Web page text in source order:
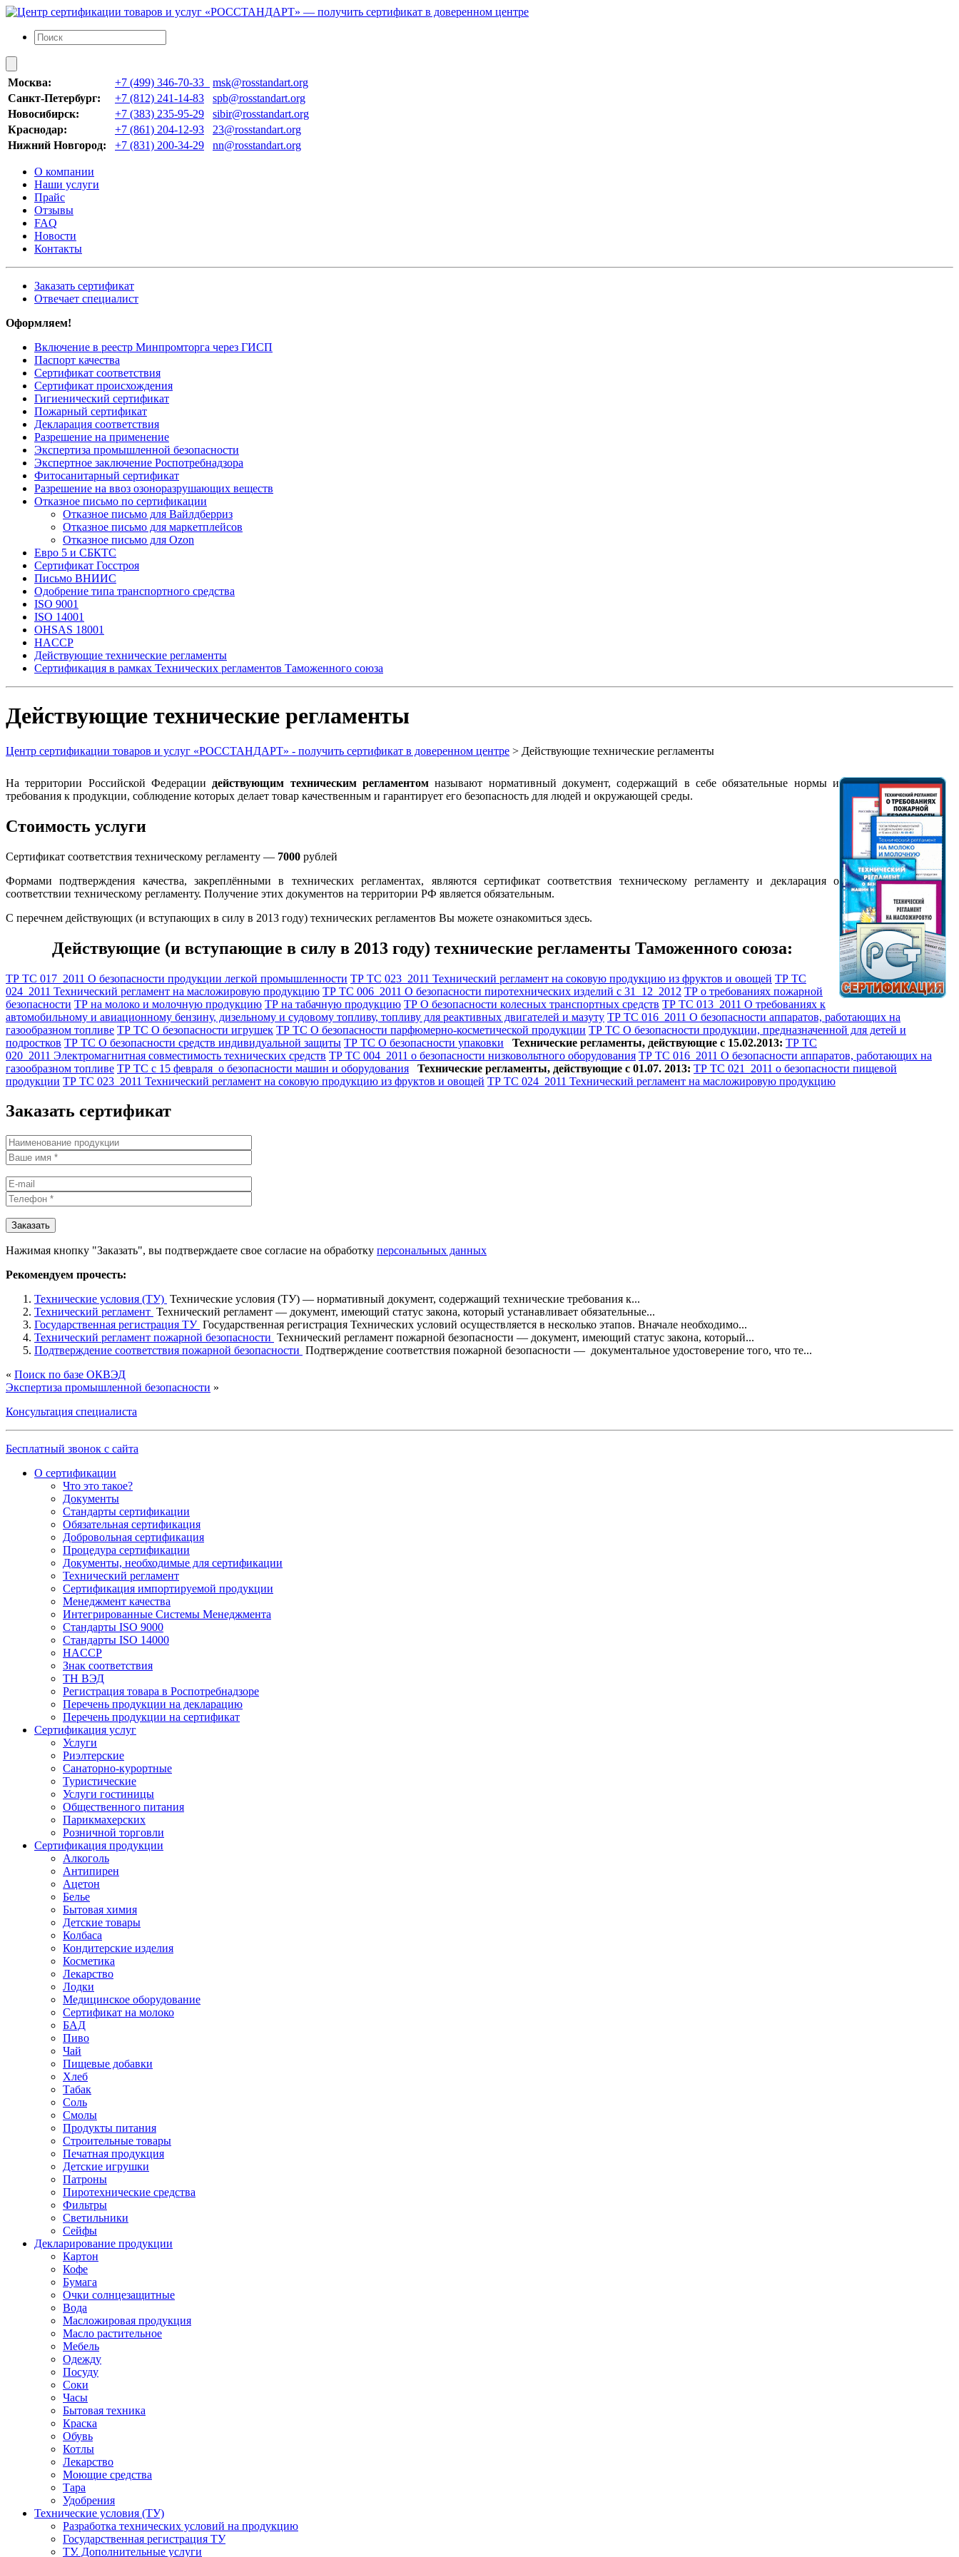
Москва: +7 (499) 346-70-33
msk@rosstandart.org
Санкт-Петербург:
+7 (812) 241-14-83
spb@rosstandart.org
Новосибирск:
+7 (383) 235-95-29
sibir@rosstandart.org
Краснодар:
+7 (861) 204-12-93
23@rosstandart.org
Нижний Новгород:
+7 (831) 200-34-29 nn@rosstandart.org
О компании
Наши услуги
Прайс
Отзывы
FAQ
Новости
Контакты
Заказать сертификат
Отвечает специалист
Оформляем!
Включение в реестр Минпромторга через ГИСП
Паспорт качества
Сертификат соответствия
Сертификат происхождения
Гигиенический сертификат
Пожарный сертификат
Декларация соответствия
Разрешение на применение
Экспертиза промышленной безопасности
Экспертное заключение Роспотребнадзора
Фитосанитарный сертификат
Разрешение на ввоз озоноразрушающих веществ
Отказное письмо по сертификации
Отказное письмо для Вайлдберриз
Отказное письмо для маркетплейсов
Отказное письмо для Ozon
Евро 5 и СБКТС
Сертификат Госстроя
Письмо ВНИИС
Одобрение типа транспортного средства
ISO 9001
ISO 14001
OHSAS 18001
HACCP
Действующие технические регламенты
Сертификация в рамках Технических регламентов Таможенного союза
Действующие технические регламенты
Центр сертификации товаров и услуг «РОССТАНДАРТ» - получить сертификат в доверенном центре > Действующие технические регламенты
На территории Российской Федерации действующим техническим регламентом называют нормативный документ, содержащий в себе обязательные нормы и
требования к продукции, соблюдение которых делает товар качественным и гарантирует его безопасность для людей и окружающей среды.
Стоимость услуги
Сертификат соответствия техническому регламенту — 7000 рублей
Формами подтверждения качества, закреплёнными в технических регламентах, являются сертификат соответствия техническому регламенту и декларация о
соответствии техническому регламенту. Получение этих документов на территории РФ является обязательным.
С перечнем действующих (и вступающих в силу в 2013 году) технических регламентов Вы можете ознакомиться здесь.
Действующие (и вступающие в силу в 2013 году) технические регламенты Таможенного союза:
ТР ТС 017_2011 О безопасности продукции легкой промышленности ТР ТС 023_2011 Технический регламент на соковую продукцию из фруктов и овощей ТР ТС
024_2011 Технический регламент на масложировую продукцию ТР ТС 006_2011 О безопасности пиротехнических изделий с 31_12_2012 ТР о требованиях пожарной
безопасности ТР на молоко и молочную продукцию ТР на табачную продукцию ТР О безопасности колесных транспортных средств ТР ТС 013_2011 О требованиях к
автомобильному и авиационному бензину, дизельному и судовому топливу, топливу для реактивных двигателей и мазуту ТР ТС 016_2011 О безопасности аппаратов, работающих на
газообразном топливе ТР ТС О безопасности игрушек ТР ТС О безопасности парфюмерно-косметической продукции ТР ТС О безопасности продукции, предназначенной для детей и
подростков ТР ТС О безопасности средств индивидуальной защиты ТР ТС О безопасности упаковки Технические регламенты, действующие с 15.02.2013: ТР ТС
020_2011 Электромагнитная совместимость технических средств ТР ТС 004_2011 о безопасности низковольтного оборудования ТР ТС 016_2011 О безопасности аппаратов, работающих на
газообразном топливе ТР ТС с 15 февраля_о безопасности машин и оборудования Технические регламенты, действующие с 01.07. 2013: ТР ТС 021_2011 о безопасности пищевой
продукции ТР ТС 023_2011 Технический регламент на соковую продукцию из фруктов и овощей ТР ТС 024_2011 Технический регламент на масложировую продукцию
Заказать сертификат
Нажимая кнопку "Заказать", вы подтверждаете свое согласие на обработку персональных данных
Рекомендуем прочесть:
Технические условия (ТУ) Технические условия (ТУ) — нормативный документ, содержащий технические требования к...
Технический регламент Технический регламент — документ, имеющий статус закона, который устанавливает обязательные...
Государственная регистрация ТУ Государственная регистрация Технических условий осуществляется в несколько этапов. Вначале необходимо...
Технический регламент пожарной безопасности Технический регламент пожарной безопасности — документ, имеющий статус закона, который...
Подтверждение соответствия пожарной безопасности Подтверждение соответствия пожарной безопасности — документальное удостоверение того, что те...
« Поиск по базе ОКВЭД
Экспертиза промышленной безопасности »
Консультация специалиста
Бесплатный звонок с сайта
О сертификации
Что это такое?
Документы
Стандарты сертификации
Обязательная сертификация
Добровольная сертификация
Процедура сертификации
Документы, необходимые для сертификации
Технический регламент
Сертификация импортируемой продукции
Менеджмент качества
Интегрированные Системы Менеджмента
Стандарты ISO 9000
Стандарты ISO 14000
HACCP
Знак соответствия
ТН ВЭД
Регистрация товара в Роспотребнадзоре
Перечень продукции на декларацию
Перечень продукции на сертификат
Сертификация услуг
Услуги
Риэлтерские
Санаторно-курортные
Туристические
Услуги гостиницы
Общественного питания
Парикмахерских
Розничной торговли
Сертификация продукции
Алкоголь
Антипирен
Ацетон
Белье
Бытовая химия
Детские товары
Колбаса
Кондитерские изделия
Косметика
Лекарство
Лодки
Медицинское оборудование
Сертификат на молоко
БАД
Пиво
Чай
Пищевые добавки
Хлеб
Табак
Соль
Смолы
Продукты питания
Строительные товары
Печатная продукция
Детские игрушки
Патроны
Пиротехнические средства
Фильтры
Светильники
Сейфы
Декларирование продукции
Картон
Кофе
Бумага
Очки солнцезащитные
Вода
Масложировая продукция
Масло растительное
Мебель
Одежду
Посуду
Соки
Часы
Бытовая техника
Краска
Обувь
Котлы
Лекарство
Моющие средства
Тара
Удобрения
Технические условия (ТУ)
Разработка технических условий на продукцию
Государственная регистрация ТУ
ТУ. Дополнительные услуги